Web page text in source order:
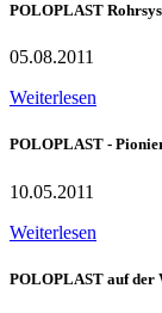
POLOPLAST
05.08.2011
Weiterlesen
POLOPLAST -
10.05.2011
Weiterlesen
POLOPLAST auf der